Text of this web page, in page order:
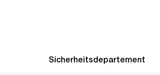
Sicherheitsdepartement